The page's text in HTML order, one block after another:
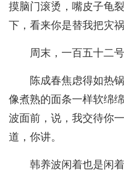
摸脑门滚烫，嘴皮子龟
下，看来你是替我把灾祸
周末，一百五十二
陈成春焦虑得如热
像煮熟的面条一样软绵
波面前，说，我交待你
道，你讲。
韩养波闲着也是闲